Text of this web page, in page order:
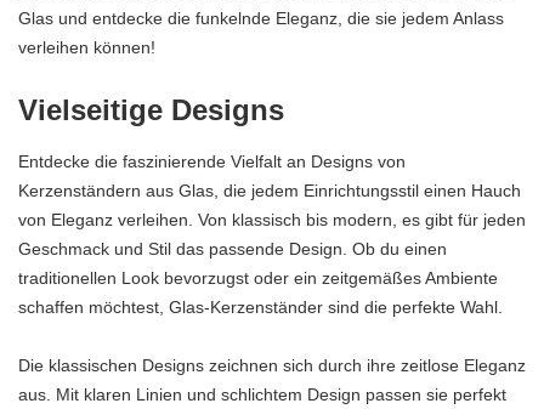
Glas und entdecke die funkelnde Eleganz, die sie jedem Anlass
verleihen können!
Vielseitige Designs
Entdecke die faszinierende Vielfalt an Designs von
Kerzenständern aus Glas, die jedem Einrichtungsstil einen Hauch
von Eleganz verleihen. Von klassisch bis modern, es gibt für jeden
Geschmack und Stil das passende Design. Ob du einen
traditionellen Look bevorzugst oder ein zeitgemäßes Ambiente
schaffen möchtest, Glas-Kerzenständer sind die perfekte Wahl.
Die klassischen Designs zeichnen sich durch ihre zeitlose Eleganz
aus. Mit klaren Linien und schlichtem Design passen sie perfekt